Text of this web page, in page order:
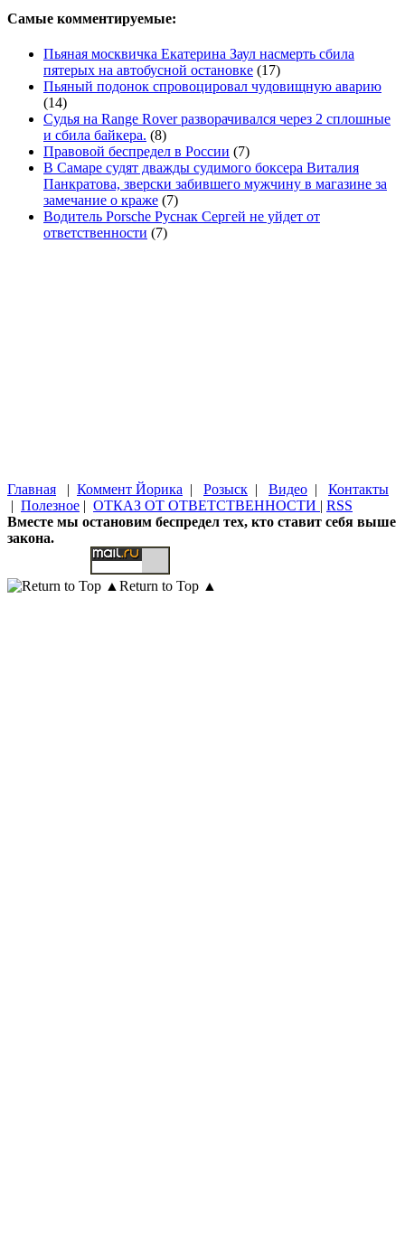
Самые комментируемые:
Пьяная москвичка Екатерина Заул насмерть сбила
пятерых на автобусной остановке (17)
Пьяный подонок спровоцировал чудовищную аварию
(14)
Судья на Range Rover разворачивался через 2 сплошные
и сбила байкера. (8)
Правовой беспредел в России (7)
В Самаре судят дважды судимого боксера Виталия
Панкратова, зверски забившего мужчину в магазине за
замечание о краже (7)
Водитель Porsche Руснак Сергей не уйдет от
ответственности (7)
Главная | Коммент Йорика | Розыск | Видео | Контакты
| Полезное | ОТКАЗ ОТ ОТВЕТСТВЕННОСТИ | RSS
Вместе мы остановим беспредел тех, кто ставит себя выше
закона.
Return to Top ▲